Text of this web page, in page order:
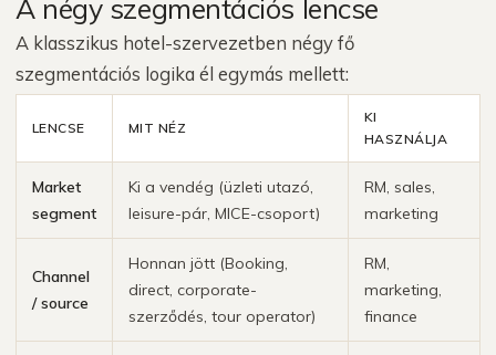
A négy szegmentációs lencse
A klasszikus hotel-szervezetben négy fő
szegmentációs logika él egymás mellett:
LENCSE MIT NÉZ
KI
HASZNÁLJA
Market
segment
Ki a vendég (üzleti utazó,
leisure-pár, MICE-csoport)
RM, sales,
marketing
Channel
/ source
Honnan jött (Booking,
direct, corporate-
szerződés, tour operator)
RM,
marketing,
finance